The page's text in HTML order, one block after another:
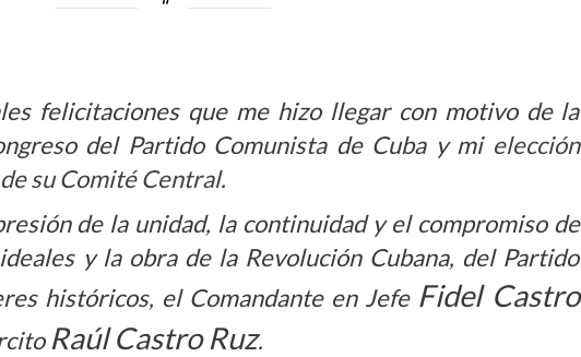
felicitaciones que me hizo llegar con motivo de la
del Partido Comunista de Cuba y mi elección
su Comité Central.
de la unidad, la continuidad y el compromiso de
y la obra de la Revolución Cubana, del Partido
históricos, el Comandante en Jefe Fidel Castro
Raúl Castro Ruz.